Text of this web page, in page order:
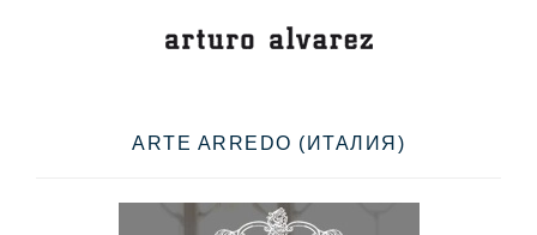
ARTE ARREDO (ИТАЛИЯ)